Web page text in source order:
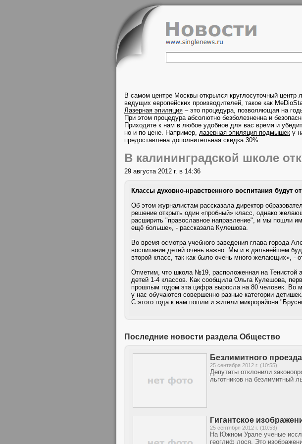
В самом центре Москвы открылся круглосуточный центр
ведущих европейских производителей, такое как
Лазерная эпиляция – это процедура, позволяющая на
При этом процедура абсолютно безболезненна и
Приходите к нам в любое удобное для вас время и
но и по цене. Например, лазерная эпиляция подмышек у
предоставлена дополнительная скидка 30%.
В калининградской школе
29 августа 2012 г. в 14:36
Классы духовно-нравственного воспитания будут
Об этом журналистам рассказала директор
решение открыть один «пробный» класс, однако
расширить "православное направление", и мы пошли
ещё больше», - рассказала Кулешова.
Во время осмотра учебного заведения глава города
воспитание детей очень важно. Мы и в дальнейшем
второй класс, так как было очень много желающих», -
Отметим, что школа №19, расположенная на Тенистой
детей 1-4 классов. Как сообщила Ольга Кулешова,
прошлым годом эта цифра выросла на 80 человек. Во
у нас обучаются совершенно разные категории
С этого года к нам пошли и жители микрорайона
Последние новости раздела Общество
Безлимитного
25 сентября 2012 г. (10:55)
Депутаты отклонили
льготников на безлимитный
Гигантское
25 сентября 2012 г. (10:53)
На Южном Урале ученые
геоглиф лося. Это